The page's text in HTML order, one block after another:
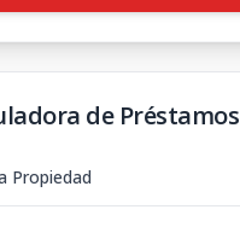
de Préstamos
Propiedad